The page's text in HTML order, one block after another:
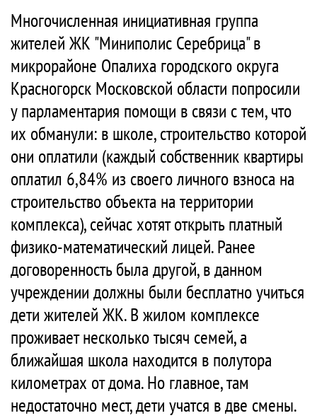
Многочисленная инициативная группа
жителей ЖК "Миниполис Серебрица" в
микрорайоне Опалиха городского округа
Красногорск Московской области попросили
у парламентария помощи в связи с тем, что
их обманули: в школе, строительство которой
они оплатили (каждый собственник квартиры
оплатил 6,84% из своего личного взноса на
строительство объекта на территории
комплекса), сейчас хотят открыть платный
физико-математический лицей. Ранее
договоренность была другой, в данном
учреждении должны были бесплатно учиться
дети жителей ЖК. В жилом комплексе
проживает несколько тысяч семей, а
ближайшая школа находится в полутора
километрах от дома. Но главное, там
недостаточно мест, дети учатся в две смены.